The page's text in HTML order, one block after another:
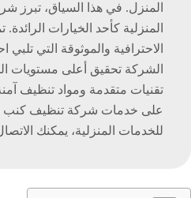
المنزل. في هذا السياق، تبرز
المنزلية كأحد الخيارات الرائدة.
الاحترافية والموثوقة التي
الشركة تحقيق أعلى مستويات
تقنيات متقدمة ومواد تنظيف
على خدمات شركة تنظيف كنب
للخدمات المنزلية، يمكنك